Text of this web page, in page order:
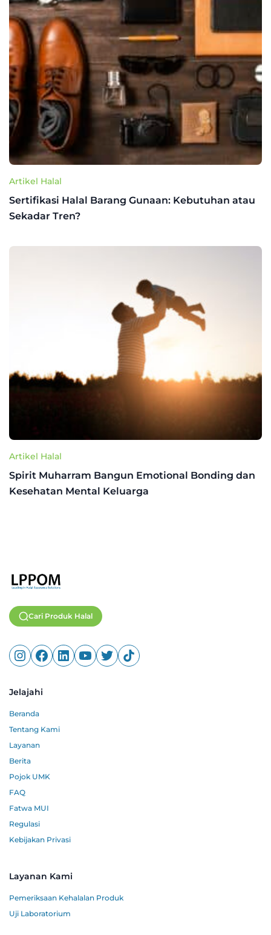
Artikel Halal
Sertifikasi Halal Barang Gunaan: Kebutuhan atau
Sekadar Tren?
Artikel Halal
Spirit Muharram Bangun Emotional Bonding dan
Kesehatan Mental Keluarga
Cari Produk Halal
Jelajahi
Beranda
Tentang Kami
Layanan
Berita
Pojok UMK
FAQ
Fatwa MUI
Regulasi
Kebijakan Privasi
Layanan Kami
Pemeriksaan Kehalalan Produk
Uji Laboratorium